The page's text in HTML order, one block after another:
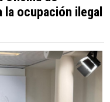
ocupación ilegal